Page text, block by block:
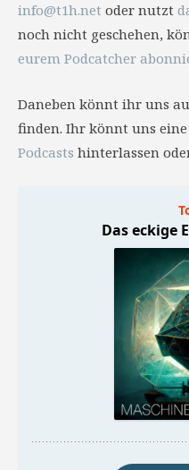
info@t1h.net oder nutzt
noch nicht geschehen,
eurem Podcatcher
Daneben könnt ihr uns
finden. Ihr könnt uns
Podcasts hinterlassen